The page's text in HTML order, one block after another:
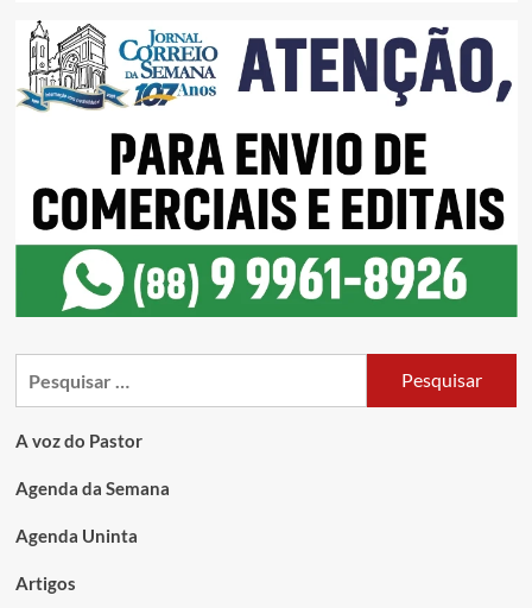
A voz do Pastor
Agenda da Semana
Agenda Uninta
Artigos